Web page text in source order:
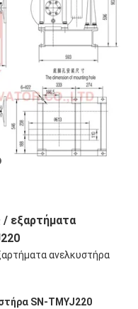
/ εξαρτήματα
ανελκυστήρα
SN-TMYJ220